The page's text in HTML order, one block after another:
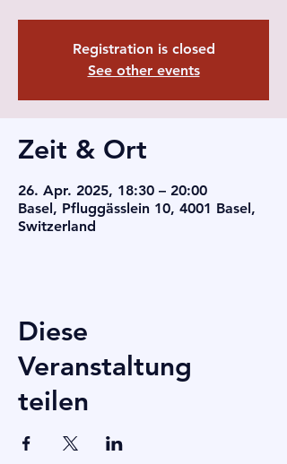
Registration is closed
See other events
Zeit & Ort
26. Apr. 2025, 18:30 – 20:00
Basel, Pfluggässlein 10, 4001 Basel,
Switzerland
Diese
Veranstaltung
teilen